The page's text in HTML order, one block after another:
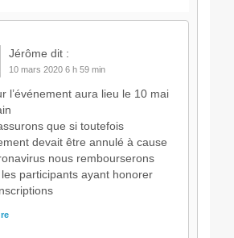
Jérôme dit :
10 mars 2020 6 h 59 min
l’événement aura lieu le 10 mai
que si toutefois
devait être annulé à cause
nous rembourserons
participants ayant honorer